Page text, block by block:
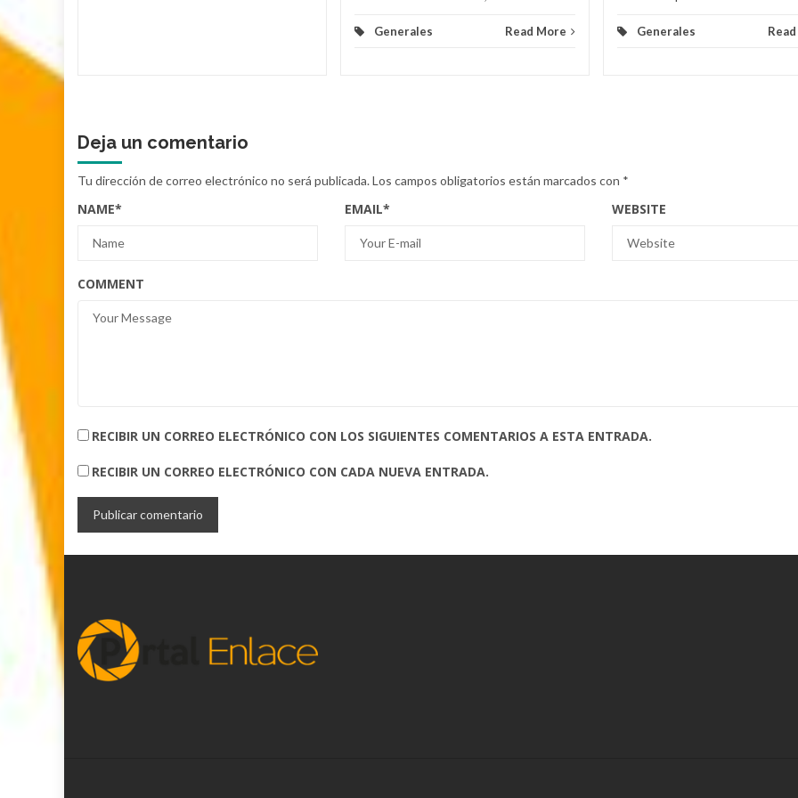
Generales Read More Generales
Deja un comentario
Tu dirección de correo electrónico no será publicada.Los campos obligatorios están marcados con *
NAME* EMAIL* WEBSITE
COMMENT
RECIBIR UN CORREO ELECTRÓNICO CON LOS SIGUIENTES COMENTARIOS A ESTA ENTRADA.
RECIBIR UN CORREO ELECTRÓNICO CON CADA NUEVA ENTRADA.